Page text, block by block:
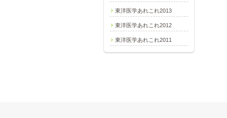
東洋医学あれこれ2013
東洋医学あれこれ2012
東洋医学あれこれ2011